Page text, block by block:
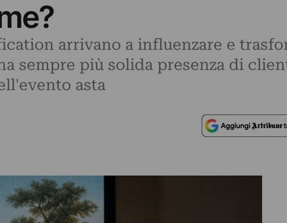
arrivano a influenzare e
sempre più solida presenza di
asta